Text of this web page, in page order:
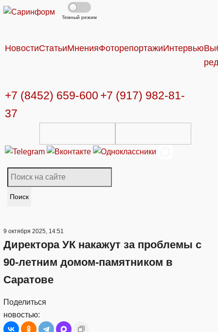
Темный режим
НовостиСтатьиМненияФоторепортажиИнтервью
+7 (8452) 659-600 +7 (917) 982-81-
37
Поиск
9 октября 2025, 14:51
Директора УК накажут за проблемы с
90-летним домом-памятником в
Саратове
Поделиться
новостью: